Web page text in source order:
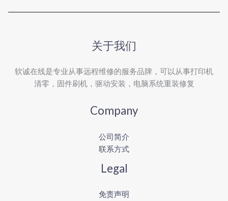
关于我们
软诚在线是专业从事远程维修的服务品牌，可以从事打印机
清零，固件刷机，驱动安装，电脑系统重装修复
Company
公司简介
联系方式
Legal
免责声明